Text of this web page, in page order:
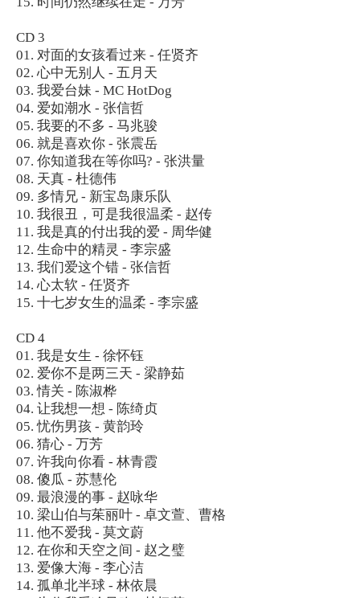
CD 3
01. 对面的女孩看过来 - 任贤齐
02. 心中无别人 - 五月天
03. 我爱台妹 - MC HotDog
04. 爱如潮水 - 张信哲
05. 我要的不多 - 马兆骏
06. 就是喜欢你 - 张震岳
07. 你知道我在等你吗? - 张洪量
08. 天真 - 杜德伟
09. 多情兄 - 新宝岛康乐队
10. 我很丑，可是我很温柔 - 赵传
11. 我是真的付出我的爱 - 周华健
12. 生命中的精灵 - 李宗盛
13. 我们爱这个错 - 张信哲
14. 心太软 - 任贤齐
15. 十七岁女生的温柔 - 李宗盛
CD 4
01. 我是女生 - 徐怀钰
02. 爱你不是两三天 - 梁静茹
03. 情关 - 陈淑桦
04. 让我想一想 - 陈绮贞
05. 忧伤男孩 - 黄韵玲
06. 猜心 - 万芳
07. 许我向你看 - 林青霞
08. 傻瓜 - 苏慧伦
09. 最浪漫的事 - 赵咏华
10. 梁山伯与茱丽叶 - 卓文萱、曹格
11. 他不爱我 - 莫文蔚
12. 在你和天空之间 - 赵之璧
13. 爱像大海 - 李心洁
14. 孤单北半球 - 林依晨